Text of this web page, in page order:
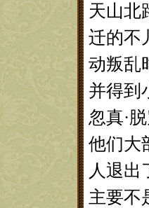
天山北
迁的不
动叛乱
并得到
忽真·
他们大
人退出
主要不